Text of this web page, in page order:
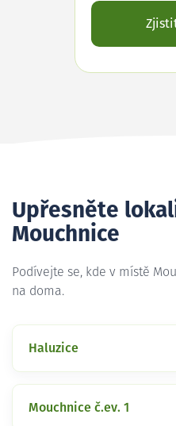
Upřesněte
Mouchnice
Podívejte se, kde v místě
na doma.
Haluzice
Mouchnice č.ev. 1